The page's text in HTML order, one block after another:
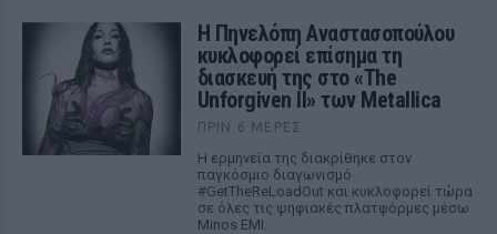
Η Πηνελόπη Αναστασοπούλου
κυκλοφορεί επίσημα τη
διασκευή της στο «The
Unforgiven II» των Metallica
ΠΡΙΝ 6 ΜΈΡΕΣ
Η ερμηνεία της διακρίθηκε στον
παγκόσμιο διαγωνισμό
#GetTheReLoadOut και κυκλοφορεί τώρα
σε όλες τις ψηφιακές πλατφόρμες μέσω
Minos EMI.